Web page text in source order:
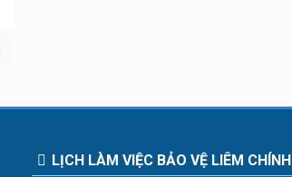
LỊCH LÀM VIỆC BẢO VỆ LIÊM CHÍNH